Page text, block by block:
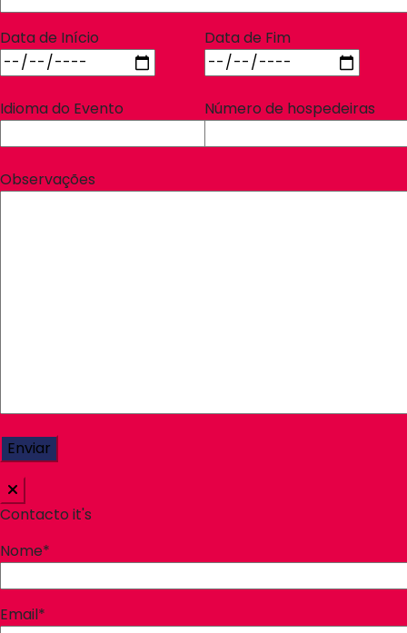
Data de Início Data de Fim
Idioma do Evento Número de hospedeiras
Observações
Contacto it's
Nome*
Email*